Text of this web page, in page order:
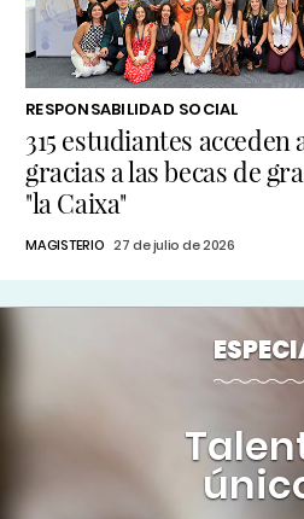
RESPONSABILIDAD SOCIAL
315 estudiantes
gracias a las becas de
"la Caixa"
MAGISTERIO 27 de julio de 2026